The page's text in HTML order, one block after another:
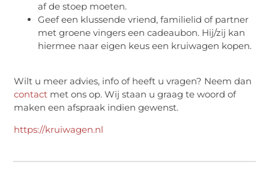
af de stoep moeten.
Geef een klussende vriend, familielid of partner
met groene vingers een cadeaubon. Hij/zij kan
hiermee naar eigen keus een kruiwagen kopen.
Wilt u meer advies, info of heeft u vragen? Neem dan
contact met ons op. Wij staan u graag te woord of
maken een afspraak indien gewenst.
https://kruiwagen.nl